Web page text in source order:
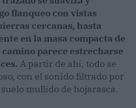
flanqueo con vistas
cercanas, hasta
en la masa compacta de
parece estrecharse
A partir de ahí, todo se
con el sonido filtrado por
mullido de hojarasca.